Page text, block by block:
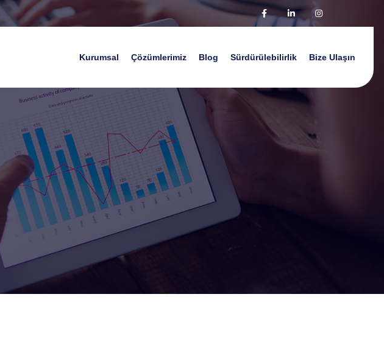
Kurumsal Çözümlerimiz Blog Sürdürülebilirlik Bize Ulaşın